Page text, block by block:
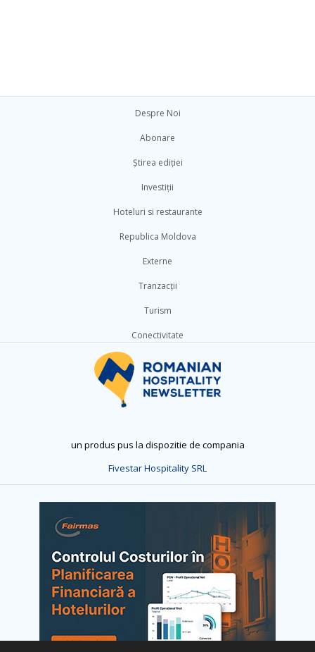
Despre Noi
Abonare
Știrea ediției
Investiții
Hoteluri si restaurante
Republica Moldova
Externe
Tranzacții
Turism
Conectivitate
un produs pus la dispozitie de compania
Fivestar Hospitality SRL